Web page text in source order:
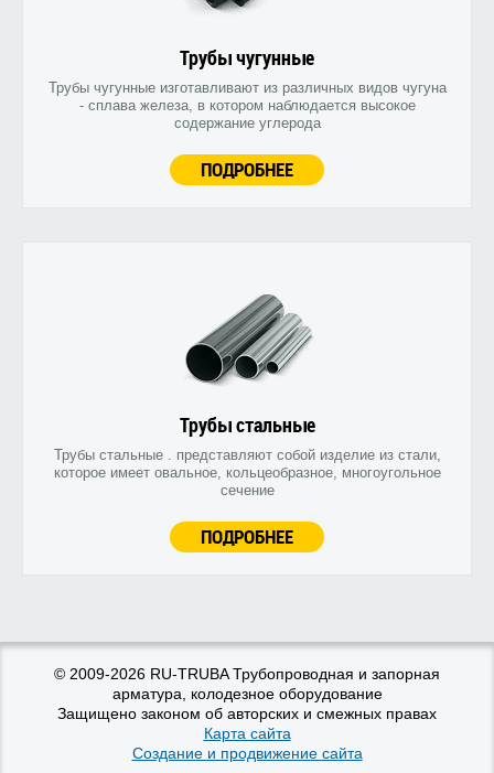
Трубы чугунные
Трубы чугунные изготавливают из различных видов чугуна
- сплава железа, в котором наблюдается высокое
содержание углерода
ПОДРОБНЕЕ
Трубы стальные
Трубы стальные . представляют собой изделие из стали,
которое имеет овальное, кольцеобразное, многоугольное
сечение
ПОДРОБНЕЕ
© 2009-2026 RU-TRUBA Трубопроводная и запорная
арматура, колодезное оборудование
Защищено законом об авторских и смежных правах
Карта сайта
Создание и продвижение сайта